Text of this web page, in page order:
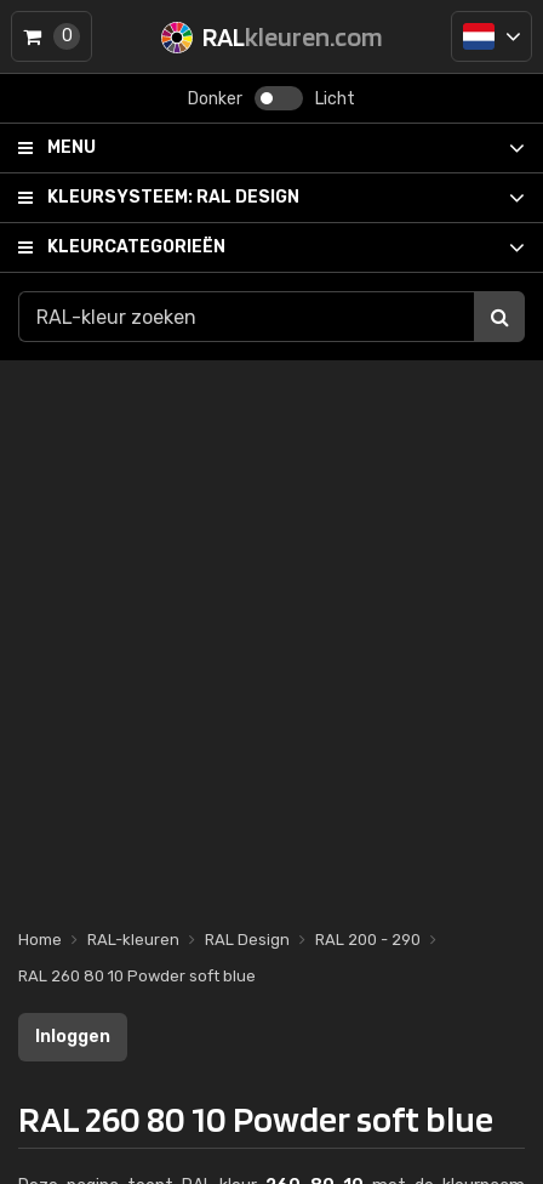
RALkleuren.com
Donker Licht
MENU
KLEURSYSTEEM: RAL DESIGN
KLEURCATEGORIEËN
0
Home RAL-kleuren RAL Design
RAL 200 - 290
RAL 260 80 10 Powder soft blue
Inloggen
RAL 260 80 10 Powder soft blue